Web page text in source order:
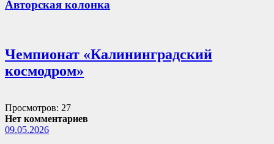
Авторская колонка
Чемпионат «Калининградский
космодром»
Просмотров: 27
Нет комментариев
09.05.2026